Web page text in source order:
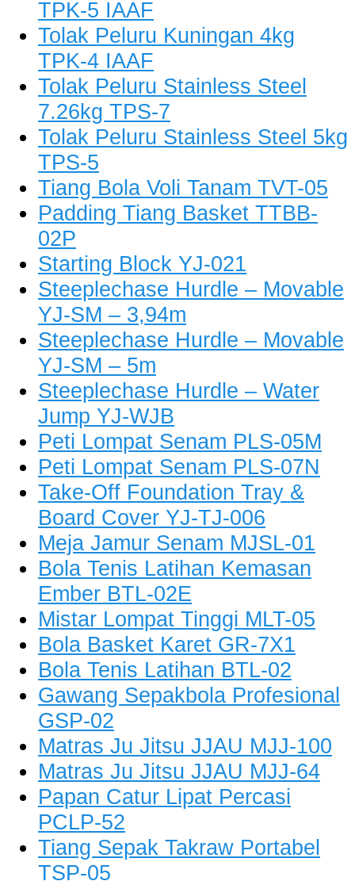
TPK-5 IAAF
Tolak Peluru Kuningan 4kg
TPK-4 IAAF
Tolak Peluru Stainless Steel
7.26kg TPS-7
Tolak Peluru Stainless Steel 5kg
TPS-5
Tiang Bola Voli Tanam TVT-05
Padding Tiang Basket TTBB-
02P
Starting Block YJ-021
Steeplechase Hurdle – Movable
YJ-SM – 3,94m
Steeplechase Hurdle – Movable
YJ-SM – 5m
Steeplechase Hurdle – Water
Jump YJ-WJB
Peti Lompat Senam PLS-05M
Peti Lompat Senam PLS-07N
Take-Off Foundation Tray &
Board Cover YJ-TJ-006
Meja Jamur Senam MJSL-01
Bola Tenis Latihan Kemasan
Ember BTL-02E
Mistar Lompat Tinggi MLT-05
Bola Basket Karet GR-7X1
Bola Tenis Latihan BTL-02
Gawang Sepakbola Profesional
GSP-02
Matras Ju Jitsu JJAU MJJ-100
Matras Ju Jitsu JJAU MJJ-64
Papan Catur Lipat Percasi
PCLP-52
Tiang Sepak Takraw Portabel
TSP-05